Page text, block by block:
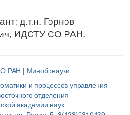
д.т.н. Горнов
ИДСТУ СО РАН.
РАН | Минобрнауки
и процессов управления
отделения
академии наук